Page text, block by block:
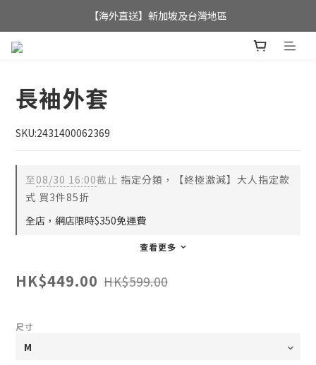
全店滿$350，即可享港澳地區免運費;
【海外直送】新加坡及台灣地區
長袖外套
SKU:2431400062369
至08/30 16:00截止 指定分類，【終極激減】大人指定款
式 買3件85折
全店，網店限時$350免運費
查看更多
HK$449.00 HK$599.00
尺寸